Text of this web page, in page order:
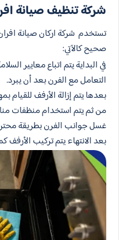
شركة تنظيف صيانة
تستخدم شركة اركان صيانة
صحيح كالآتي:
في البداية يتم اتباع معايير
التعامل مع الفرن بعد أن يبرد.
بعدها يتم إزالة الأرفف للقيام
من ثم يتم استخدام منظفات
غسل جوانب الفرن بطريقة
بعد الانتهاء يتم تركيب الأرفف